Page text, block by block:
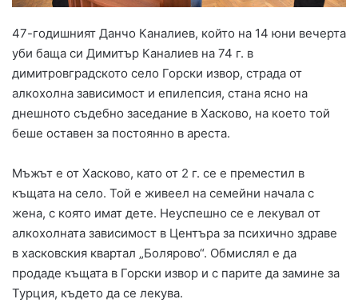
47-годишният Данчо Каналиев, който на 14 юни вечерта
уби баща си Димитър Каналиев на 74 г. в
димитровградското село Горски извор, страда от
алкохолна зависимост и епилепсия, стана ясно на
днешното съдебно заседание в Хасково, на което той
беше оставен за постоянно в ареста.
Мъжът е от Хасково, като от 2 г. се е преместил в
къщата на село. Той е живеел на семейни начала с
жена, с която имат дете. Неуспешно се е лекувал от
алкохолната зависимост в Центъра за психично здраве
в хасковския квартал „Болярово“. Обмислял е да
продаде къщата в Горски извор и с парите да замине за
Турция, където да се лекува.